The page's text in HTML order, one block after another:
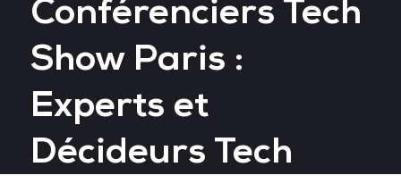
Devops Live
Cloud & Cyber Security
Conférenciers Tech
Show Paris :
Experts et
Décideurs Tech